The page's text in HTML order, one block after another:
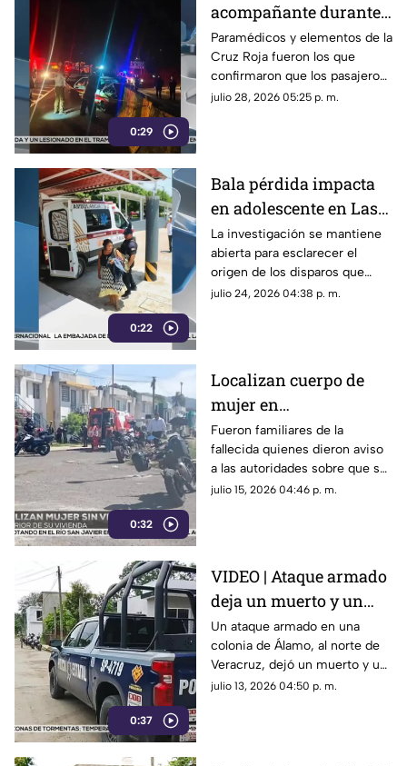
0:29
acompañante durante
aparatoso accidente
sobre libramiento en
Coatepec
Paramédicos y elementos de la
Cruz Roja fueron los que
confirmaron que los pasajeros
del taxi ya no contaban con
julio 28, 2026 05:25 p. m.
0:22
Bala pérdida impacta
en adolescente en Las
Choapas ¿cuál es su
estado de salud?
La investigación se mantiene
abierta para esclarecer el
origen de los disparos que
terminaron lesionando a una
julio 24, 2026 04:38 p. m.
0:32
Localizan cuerpo de
mujer en
fraccionamiento
Lienzos Dos ¿quién es?
Fueron familiares de la
fallecida quienes dieron aviso
a las autoridades sobre que su
cuerpo se encontraba sin vida
julio 15, 2026 04:46 p. m.
0:37
VIDEO | Ataque armado
deja un muerto y un
lesionado, al norte de
Veracruz
Un ataque armado en una
colonia de Álamo, al norte de
Veracruz, dejó un muerto y un
lesionado; una muestra de que
julio 13, 2026 04:50 p. m.